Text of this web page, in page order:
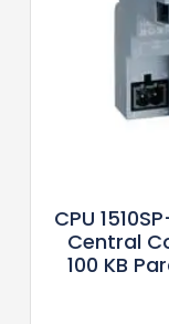
CPU
Central
100 KB